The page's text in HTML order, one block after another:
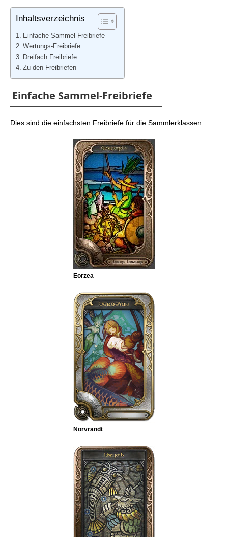
FFXIV: Freibriefe – Minenarbeiter Stufe 80-88
FFXIV: Freibriefe – Gärtner Stufe 80-88
FFXIV: Freibriefe – Fischer Stufe 80-88
FFXIV: Freibriefe – Minenarbeiter Stufe 90-98
FFXIV: Freibriefe – Gärtner Stufe 90-98
FFXIV: Freibriefe – Fischer Stufe 90-98
Inhaltsverzeichnis
Einfache Sammel-Freibriefe
Wertungs-Freibriefe
Dreifach Freibriefe
Zu den Freibriefen
Einfache Sammel-Freibriefe
Dies sind die einfachsten Freibriefe für die Sammlerklassen.
Eorzea
Norvrandt